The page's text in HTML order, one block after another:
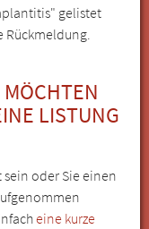
gelistet
Rückmeldung.
LISTUNG
oder Sie einen
eine kurze